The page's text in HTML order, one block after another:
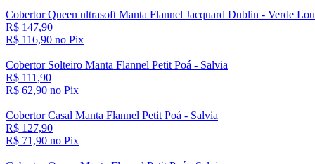
Cobertor Queen ultrasoft Manta Flannel Jacquard Dublin - Verde
R$ 147,90
R$ 116,90 no Pix
Cobertor Solteiro Manta Flannel Petit Poá - Salvia
R$ 111,90
R$ 62,90 no Pix
Cobertor Casal Manta Flannel Petit Poá - Salvia
R$ 127,90
R$ 71,90 no Pix